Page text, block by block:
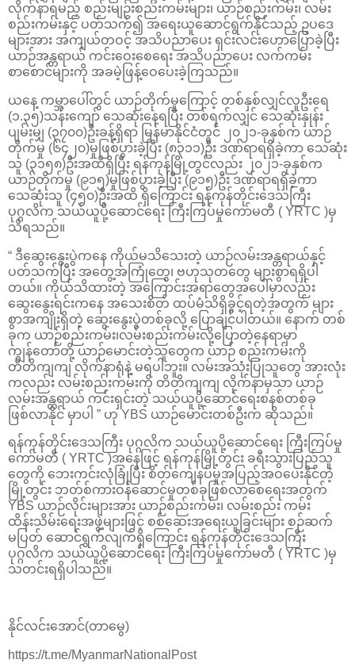
လိုက်နာရမည့် စည်းမျဉ်းစည်းကမ်းများ၊ ယာဉ်စည်းကမ်း၊ လမ်း
စည်းကမ်းနှင့် ပတ်သက်၍ အရေးယူဆောင်ရွက်နိုင်သည့် ဥပဒေ
များအား အကျယ်တဝင့် အသိပညာပေး ရှင်းလင်းဟောပြောခဲ့ပြီး
ယာဉ်အန္တရာယ် ကင်းဝေးစေရေး အသိပညာပေး လက်ကမ်း
စာစောင်များကို အခမဲ့ဖြန့်ဝေပေးခဲ့ကြသည်။
ယနေ့ ကမ္ဘာပေါ်တွင် ယာဉ်တိုက်မှုကြောင့် တစ်နှစ်လျှင်လူဦးရေ
(၁.၃၅)သန်းကျော် သေဆုံးနေရပြီး တစ်ရက်လျှင် သေဆုံးနှုန်း
ပျမ်းမျှ (၃၇၀၀)ဦးခန့်ရှိရာ မြန်မာနိုင်ငံတွင် ၂၀၂၁-ခုနှစ်က ယာဉ်
တိုက်မှု (၆၄၂၀)မှုဖြစ်ပွားခဲ့ပြီး (၈၃၁၁)ဦး ဒဏ်ရာရရှိခဲ့ကာ သေဆုံး
သူ (၃၁၅၈)ဦးအထိရှိပြီး ရန်ကုန်မြို့တွင်လည်း ၂၀၂၁-ခုနှစ်က
ယာဉ်တိုက်မှု (၉၁၅)မှုဖြစ်ပွားခဲ့ပြီး (၉၁၅)ဦး ဒဏ်ရာရရှိခဲ့ကာ
သေဆုံးသူ (၄၅၀)ဦးအထိ ရှိကြောင်း ရန်ကုန်တိုင်းဒေသကြီး
ပုဂ္ဂလိက သယ်ယူပို့ဆောင်ရေး ကြီးကြပ်မှုကော်မတီ ( YRTC )မှ
သိရသည်။
“ ဒီဆွေးနွေးပွဲကနေ ကိုယ်မသိသေးတဲ့ ယာဉ်လမ်းအန္တရာယ်နှင့်
ပတ်သက်ပြီး အတွေ့အကြုံတွေ၊ ဗဟုသုတတွေ များစွာရရှိပါ
တယ်။ ကိုယ်သိထားတဲ့ အကြောင်းအရာတွေအပေါ်မှာလည်း
ဆွေးနွေးရင်းကနေ အသေးစိတ် ထပ်မံသိရှိခွင့်ရတဲ့အတွက် များ
စွာအကျိုးရှိတဲ့ ဆွေးနွေးပွဲတစ်ခုလို့ ပြောချင်ပါတယ်။ နောက် တစ်
ခုက ယာဉ်စည်းကမ်း၊လမ်းစည်းကမ်းလို့ပြောတဲ့နေရာမှာ
ကျွန်တော်တို့ ယာဉ်မောင်းတဲ့သူတွေက ယာဉ် စည်းကမ်းကို
တိတိကျကျ လိုက်နာရုံနဲ့ မရပါဘူး။ လမ်းအသုံးပြုသူတွေ အားလုံး
ကလည်း လမ်းစည်းကမ်းကို တိတိကျကျ လိုက်နာမှသာ ယာဉ်
လမ်းအန္တရာယ် ကင်းရှင်းတဲ့ သယ်ယူပို့ဆောင်ရေးစနစ်တစ်ခု
ဖြစ်လာနိုင် မှာပါ ” ဟု YBS ယာဉ်မောင်းတစ်ဦးက ဆိုသည်။
ရန်ကုန်တိုင်းဒေသကြီး ပုဂ္ဂလိက သယ်ယူပို့ဆောင်ရေး ကြီးကြပ်မှု
ကော်မတီ ( YRTC )အနေဖြင့် ရန်ကုန်မြို့တွင်း ခရီးသွားပြည်သူ
တွေကို ဘေးကင်းလုံခြုံပြီး စိတ်ကျေနပ်မှုအပြည့်အဝပေးနိုင်တဲ့
မြို့တွင်း ဘတ်စ်ကားဝန်ဆောင်မှုတစ်ခုဖြစ်လာစေရေးအတွက်
YBS ယာဉ်လိုင်းများအား ယာဉ်စည်းကမ်း၊ လမ်းစည်း ကမ်း
ထိန်းသိမ်းရေးအဖွဲ့များဖြင့် စစ်ဆေးအရေးယူခြင်းများ စဉ်ဆက်
မပြတ် ဆောင်ရွက်လျက်ရှိကြောင်း ရန်ကုန်တိုင်းဒေသကြီး
ပုဂ္ဂလိက သယ်ယူပို့ဆောင်ရေး ကြီးကြပ်မှုကော်မတီ ( YRTC )မှ
သတင်းရရှိပါသည်။
နိုင်လင်းအောင်(တာမွေ)
https://t.me/MyanmarNationalPost